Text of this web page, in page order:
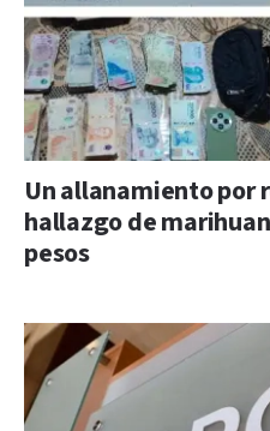
Un allanamiento por
hallazgo de
pesos